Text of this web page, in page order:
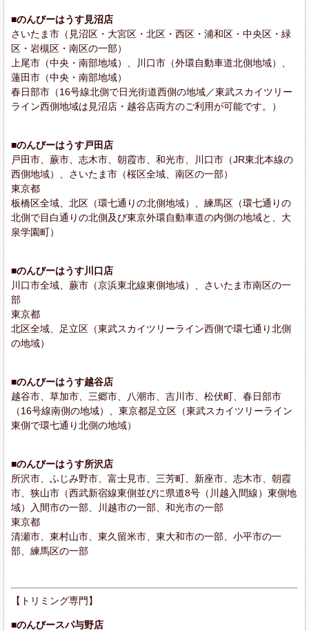
■のんびーはうす見沼店
さいたま市（見沼区・大宮区・北区・西区・浦和区・中央区・緑
区・岩槻区・南区の一部）
上尾市（中央・南部地域）、川口市（外環自動車道北側地域）、
蓮田市（中央・南部地域）
春日部市（16号線北側で日光街道西側の地域／東武スカイツリー
ライン西側地域は見沼店・越谷店両方のご利用が可能です。）
■のんびーはうす戸田店
戸田市、蕨市、志木市、朝霞市、和光市、川口市（JR東北本線の
西側地域）、さいたま市（桜区全域、南区の一部）
東京都
板橋区全域、北区（環七通りの北側地域）、練馬区（環七通りの
北側で目白通りの北側及び東京外環自動車道の内側の地域と、大
泉学園町）
■のんびーはうす川口店
川口市全域、蕨市（京浜東北線東側地域）、さいたま市南区の一
部
東京都
北区全域、足立区（東武スカイツリーライン西側で環七通り北側
の地域）
■のんびーはうす越谷店
越谷市、草加市、三郷市、八潮市、吉川市、松伏町、春日部市
（16号線南側の地域）、東京都足立区（東武スカイツリーライン
東側で環七通り北側の地域）
■のんびーはうす所沢店
所沢市、ふじみ野市、富士見市、三芳町、新座市、志木市、朝霞
市、狭山市（西武新宿線東側並びに県道8号（川越入間線）東側地
域）入間市の一部、川越市の一部、和光市の一部
東京都
清瀬市、東村山市、東久留米市、東大和市の一部、小平市の一
部、練馬区の一部
【トリミング専門】
■のんびースパ与野店